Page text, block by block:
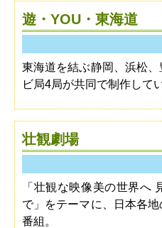
遊・YOU・東海道
東海道を結ぶ静岡、浜松
ビ局4局が共同で制作して
壮観劇場
「壮観な映像美の世界へ
で」をテーマに、日本各
番組。